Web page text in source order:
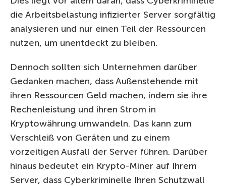
die Arbeitsbelastung infizierter Server sorgfältig
analysieren und nur einen Teil der Ressourcen
nutzen, um unentdeckt zu bleiben.
Dennoch sollten sich Unternehmen darüber
Gedanken machen, dass Außenstehende mit
ihren Ressourcen Geld machen, indem sie ihre
Rechenleistung und ihren Strom in
Kryptowährung umwandeln. Das kann zum
Verschleiß von Geräten und zu einem
vorzeitigen Ausfall der Server führen. Darüber
hinaus bedeutet ein Krypto-Miner auf Ihrem
Server, dass Cyberkriminelle Ihren Schutzwall